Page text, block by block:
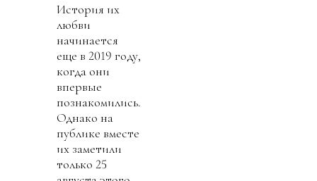
История их
любви
начинается
еще в 2019 году,
когда они
впервые
познакомились.
Однако на
публике вместе
их заметили
только 25